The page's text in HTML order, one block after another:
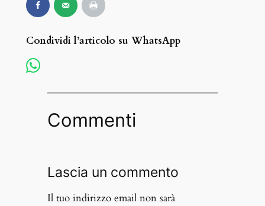
Condividi l’articolo su WhatsApp
Commenti
Lascia un commento
Il tuo indirizzo email non sarà